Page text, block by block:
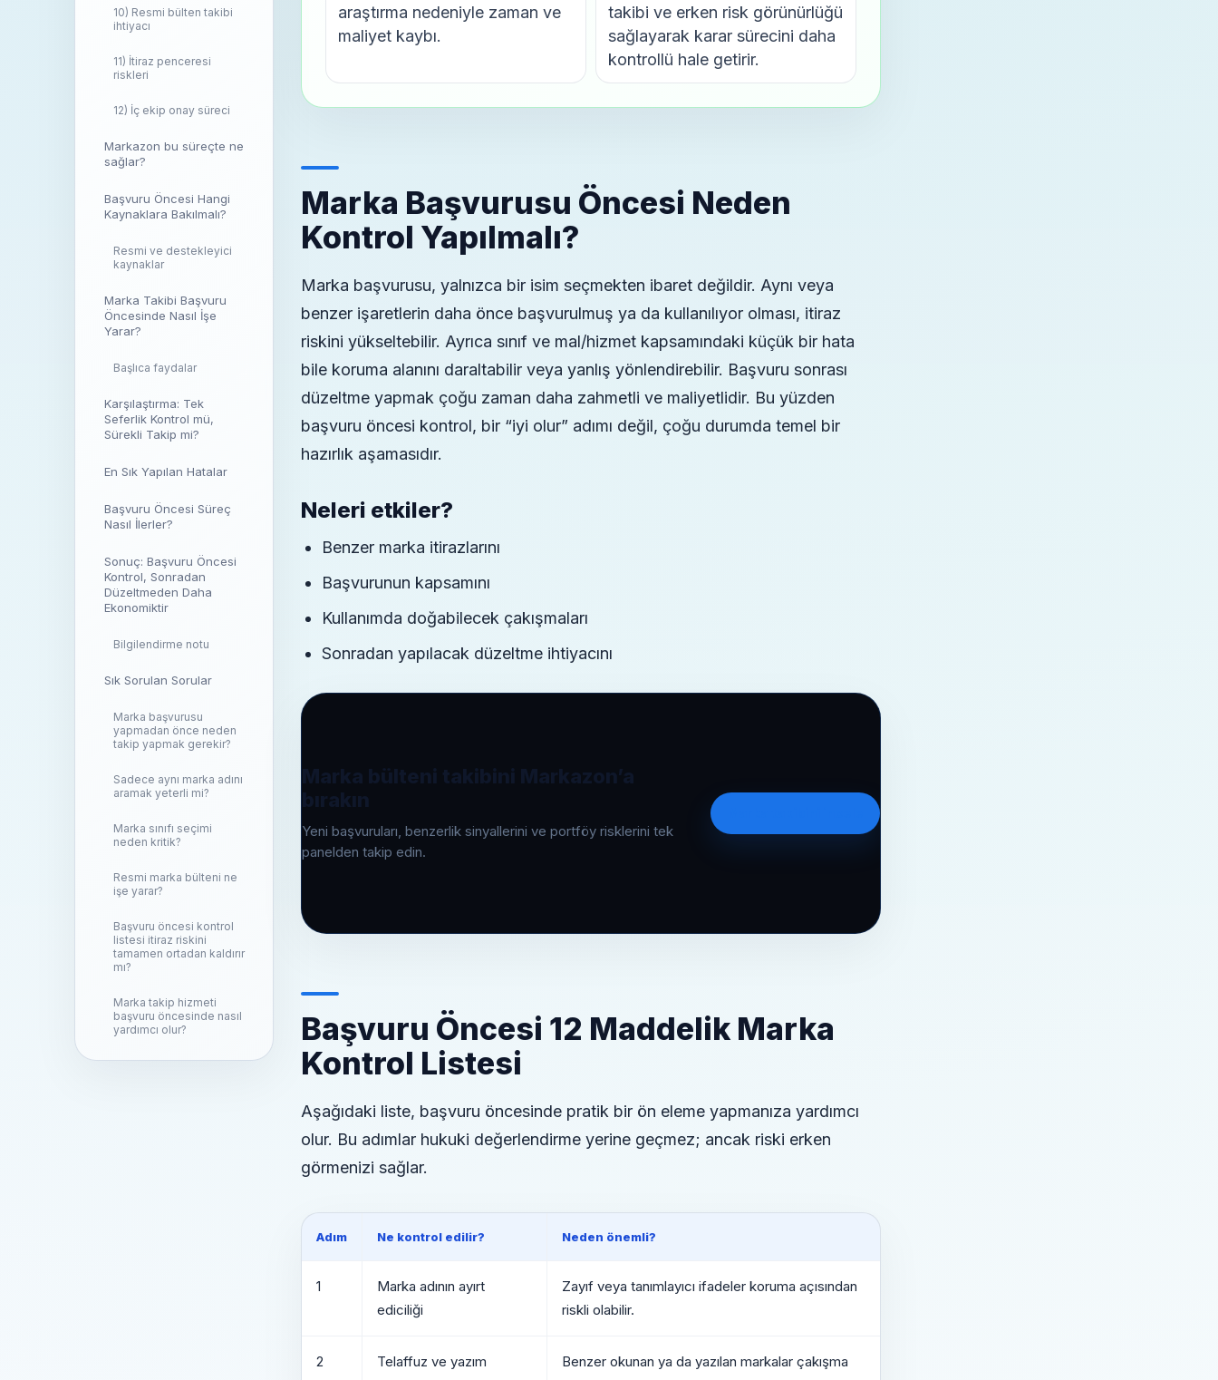
10) Resmi bülten takibi
ihtiyacı
11) İtiraz penceresi
riskleri
12) İç ekip onay süreci
Markazon bu süreçte ne
sağlar?
Başvuru Öncesi Hangi
Kaynaklara Bakılmalı?
Resmi ve destekleyici
kaynaklar
Marka Takibi Başvuru
Öncesinde Nasıl İşe
Yarar?
Başlıca faydalar
Karşılaştırma: Tek
Seferlik Kontrol mü,
Sürekli Takip mi?
En Sık Yapılan Hatalar
Başvuru Öncesi Süreç
Nasıl İlerler?
Sonuç: Başvuru Öncesi
Kontrol, Sonradan
Düzeltmeden Daha
Ekonomiktir
Bilgilendirme notu
Sık Sorulan Sorular
Marka başvurusu
yapmadan önce neden
takip yapmak gerekir?
Sadece aynı marka adını
aramak yeterli mi?
Marka sınıfı seçimi
neden kritik?
Resmi marka bülteni ne
işe yarar?
Başvuru öncesi kontrol
listesi itiraz riskini
tamamen ortadan kaldırır
mı?
Marka takip hizmeti
başvuru öncesinde nasıl
yardımcı olur?
araştırma nedeniyle zaman ve
maliyet kaybı.
takibi ve erken risk görünürlüğü
sağlayarak karar sürecini daha
kontrollü hale getirir.
Marka Başvurusu Öncesi Neden
Kontrol Yapılmalı?
Marka başvurusu, yalnızca bir isim seçmekten ibaret değildir. Aynı veya
benzer işaretlerin daha önce başvurulmuş ya da kullanılıyor olması, itiraz
riskini yükseltebilir. Ayrıca sınıf ve mal/hizmet kapsamındaki küçük bir hata
bile koruma alanını daraltabilir veya yanlış yönlendirebilir. Başvuru sonrası
düzeltme yapmak çoğu zaman daha zahmetli ve maliyetlidir. Bu yüzden
başvuru öncesi kontrol, bir “iyi olur” adımı değil, çoğu durumda temel bir
hazırlık aşamasıdır.
Neleri etkiler?
Benzer marka itirazlarını
Başvurunun kapsamını
Kullanımda doğabilecek çakışmaları
Sonradan yapılacak düzeltme ihtiyacını
Marka bülteni takibini Markazon’a
bırakın
Yeni başvuruları, benzerlik sinyallerini ve portföy risklerini tek
panelden takip edin.
Başvuru Öncesi 12 Maddelik Marka
Kontrol Listesi
Aşağıdaki liste, başvuru öncesinde pratik bir ön eleme yapmanıza yardımcı
olur. Bu adımlar hukuki değerlendirme yerine geçmez; ancak riski erken
görmenizi sağlar.
Adım Ne kontrol edilir? Neden önemli?
1
Marka adının ayırt
ediciliği
Zayıf veya tanımlayıcı ifadeler koruma açısından
riskli olabilir.
2
Telaffuz ve yazım
Benzer okunan ya da yazılan markalar çakışma